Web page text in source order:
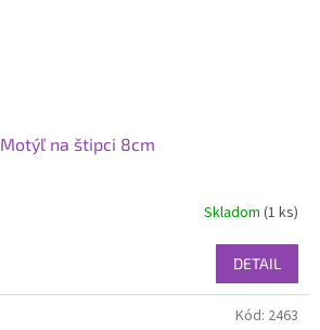
Motýľ na štipci 8cm
Skladom (1 ks)
DETAIL
Kód: 2463